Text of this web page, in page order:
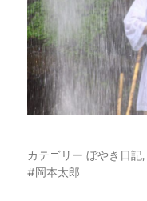
カテゴリー ぼやき日記,
岡本太郎